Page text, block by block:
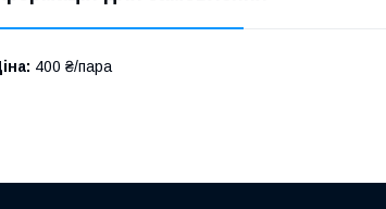
400 ₴/пара